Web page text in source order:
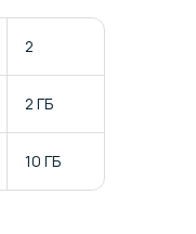
2
2 ГБ
10 ГБ